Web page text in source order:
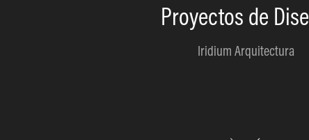
Proyectos de
Iridium Arquitectura